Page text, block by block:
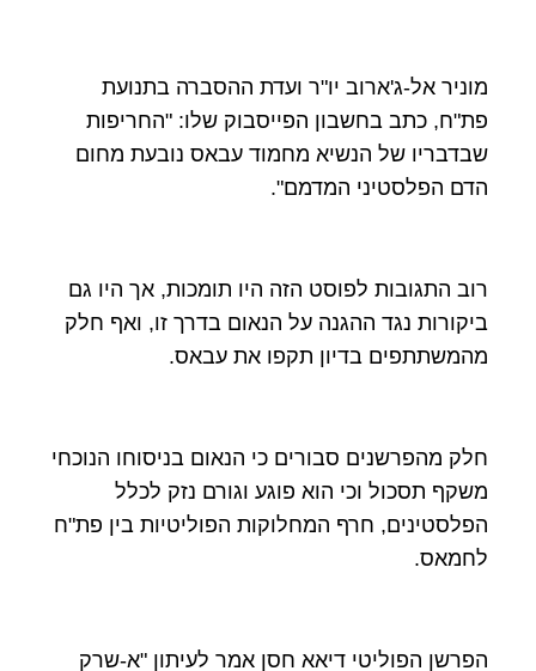
מוניר אל-ג'ארוב יו"ר ועדת ההסברה בתנועת
פת"ח, כתב בחשבון הפייסבוק שלו: "החריפות
שבדבריו של הנשיא מחמוד עבאס נובעת מחום
הדם הפלסטיני המדמם".
רוב התגובות לפוסט הזה היו תומכות, אך היו גם
ביקורות נגד ההגנה על הנאום בדרך זו, ואף חלק
מהמשתתפים בדיון תקפו את עבאס.
חלק מהפרשנים סבורים כי הנאום בניסוחו הנוכחי
משקף תסכול וכי הוא פוגע וגורם נזק לכלל
הפלסטינים, חרף המחלוקות הפוליטיות בין פת"ח
לחמאס.
הפרשן הפוליטי דיאא חסן אמר לעיתון "א-שרק